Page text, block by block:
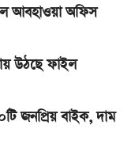
AMOLED
ফিচার ও
আবহাওয়া অফিস
উঠছে ফাইল
জনপ্রিয় বাইক, দাম